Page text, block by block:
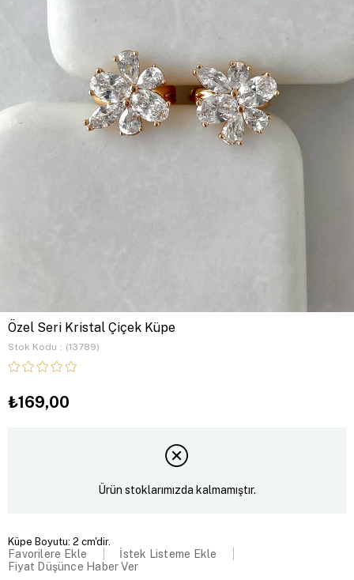
Özel Seri Kristal Çiçek Küpe
Stok Kodu (13789)
₺169,00
Ürün stoklarımızda kalmamıştır.
Küpe Boyutu: 2 cm'dir.
Favorilere Ekle
İstek Listeme Ekle
Fiyat Düşünce Haber Ver